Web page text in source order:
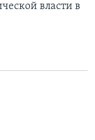
власти в